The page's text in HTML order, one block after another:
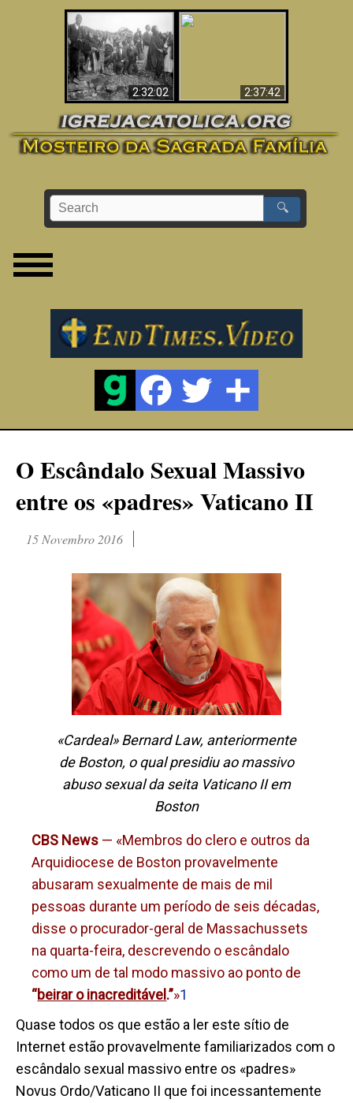
2:32:02
O Terceiro Segredo
de Fátima
2:37:42
🔍
O Escândalo Sexual Massivo
entre os «padres» Vaticano II
15 Novembro 2016
«Cardeal» Bernard Law, anteriormente
de Boston, o qual presidiu ao massivo
abuso sexual da seita Vaticano II em
Boston
CBS News — «Membros do clero e outros da
Arquidiocese de Boston provavelmente
abusaram sexualmente de mais de mil
pessoas durante um período de seis décadas,
disse o procurador-geral de Massachussets
na quarta-feira, descrevendo o escândalo
como um de tal modo massivo ao ponto de
“beirar o inacreditável.”»1
Quase todos os que estão a ler este sítio de
Internet estão provavelmente familiarizados com o
escândalo sexual massivo entre os «padres»
Novus Ordo/Vaticano II que foi incessantemente